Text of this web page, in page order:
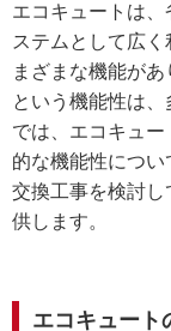
エコキュートは
ステムとして広
まざまな機能があ
という機能性は
では、エコキュ
的な機能性につ
交換工事を検討
供します。
エコキュート